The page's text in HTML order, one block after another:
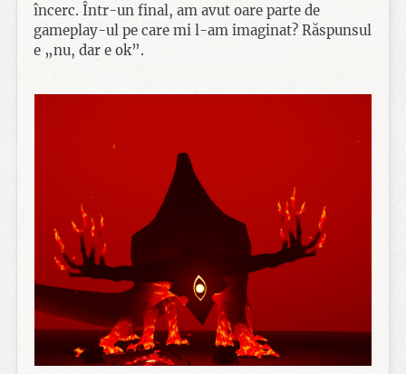
încerc. Într-un final, am avut oare parte de
gameplay-ul pe care mi l-am imaginat? Răspunsul
e „nu, dar e ok”.